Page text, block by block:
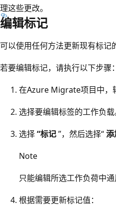
理这些更改。
编辑标记
可以使用任何方法更新现有标记
若要编辑标记，请执行以下步骤：
在Azure Migrate项目中，
选择要编辑标签的工作负载
选择“标记”，然后选择“添
Note
只能编辑所选工作负荷中通
根据需要更新标记值：